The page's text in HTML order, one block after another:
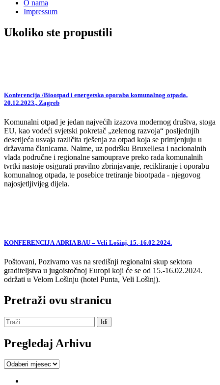
O nama
Impressum
Ukoliko ste propustili
Konferencija /Biootpad i energetska oporaba komunalnog otpada,
20.12.2023., Zagreb
Komunalni otpad je jedan najvećih izazova modernog društva, stoga
EU, kao vodeći svjetski pokretač „zelenog razvoja“ posljednjih
desetljeća usvaja različita rješenja za otpad koja se primjenjuju u
državama članicama. Naime, uz podršku Bruxellesa i nacionalnih
vlada područne i regionalne samouprave preko rada komunalnih
tvrtki nastoje osigurati pravilno zbrinjavanje, recikliranje i oporabu
komunalnog otpada, te posebice tretiranje biootpada - njegovog
najosjetljivijeg dijela.
KONFERENCIJA ADRIA BAU – Veli Lošinj, 15.-16.02.2024.
Poštovani, Pozivamo vas na središnji regionalni skup sektora
graditeljstva u jugoistočnoj Europi koji će se od 15.-16.02.2024.
održati u Velom Lošinju (hotel Punta, Veli Lošinj).
Pretraži ovu stranicu
Pregledaj Arhivu
Pregledaj